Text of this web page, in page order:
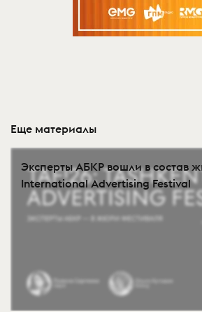
Еще материалы
Эксперты АБКР вошли в состав
International Advertising Festival